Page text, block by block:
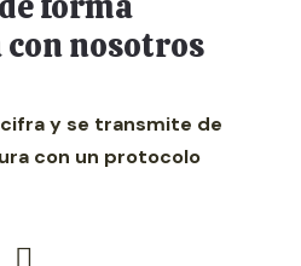
con nosotros
cifra y se transmite de
con un protocolo